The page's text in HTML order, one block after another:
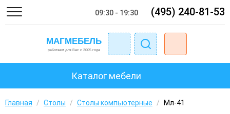
09:30 - 19:30 (495) 240-81-53
Каталог мебели
Главная / Столы / Столы компьютерные / Мл-41